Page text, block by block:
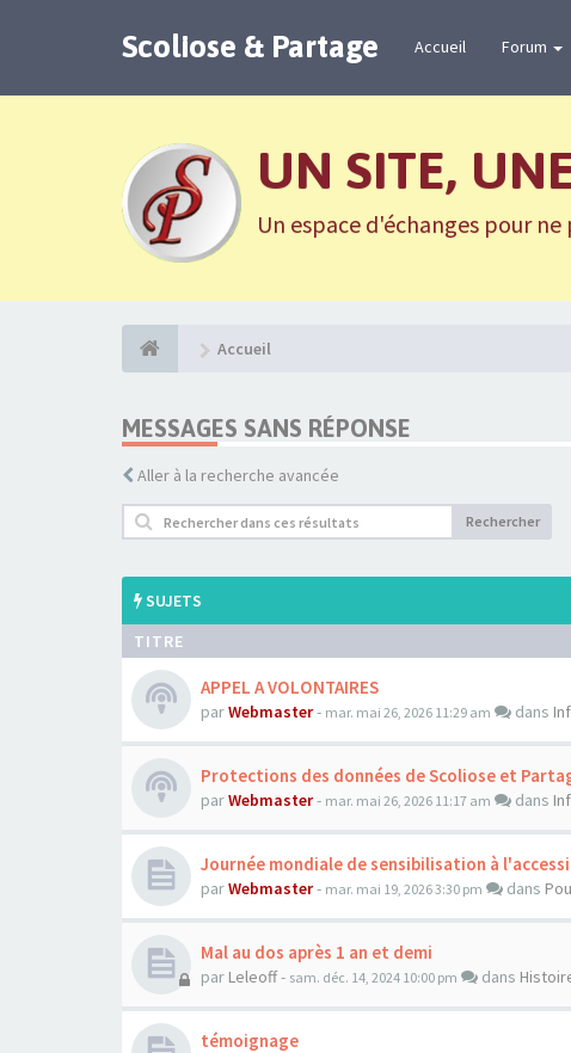
Scoliose & Partage Accueil Forum
UN SITE,
Un espace d'échanges pour
Accueil
MESSAGES SANS RÉPONSE
Aller à la recherche avancée
Rechercher
SUJETS
TITRE
APPEL A VOLONTAIRES
parWebmaster- mar. mai 26, 2026 11:29 am dans
Protections des données de Scoliose et
parWebmaster- mar. mai 26, 2026 11:17 am dans
Journée mondiale de sensibilisation à
parWebmaster- mar. mai 19, 2026 3:30 pm dans
Mal au dos après 1 an et demi
par Leleoff- sam. déc. 14, 2024 10:00 pm dans
témoignage